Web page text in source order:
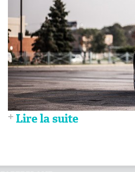
Lire la suite